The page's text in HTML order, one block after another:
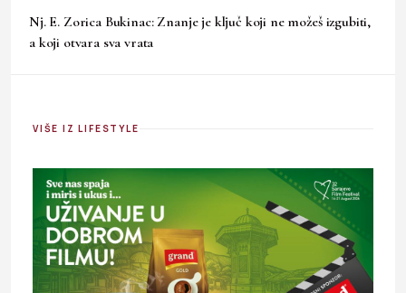
Nj. E. Zorica Bukinac: Znanje je ključ koji ne možeš izgubiti,
a koji otvara sva vrata
VIŠE IZ LIFESTYLE